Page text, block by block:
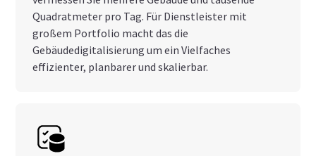
Quadratmeter pro Tag. Für Dienstleister mit
großem Portfolio macht das die
Gebäudedigitalisierung um ein Vielfaches
effizienter, planbarer und skalierbar.